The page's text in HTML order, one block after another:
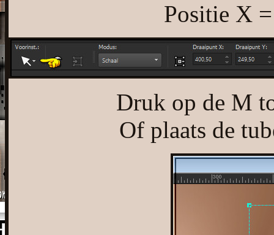
Positie X
Druk op de M
Of plaats de